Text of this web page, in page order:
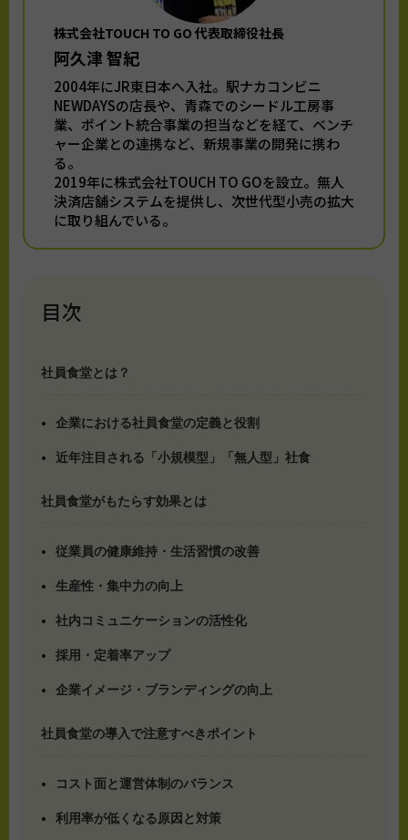
株式会社TOUCH TO GO 代表取締役社長
阿久津 智紀
2004年にJR東日本へ入社。駅ナカコンビニ
NEWDAYSの店長や、青森でのシードル工房事
業、ポイント統合事業の担当などを経て、ベンチ
ャー企業との連携など、新規事業の開発に携わ
る。
2019年に株式会社TOUCH TO GOを設立。無人
決済店舗システムを提供し、次世代型小売の拡大
に取り組んでいる。
目次
社員食堂とは？
企業における社員食堂の定義と役割
近年注目される「小規模型」「無人型」社食
社員食堂がもたらす効果とは
従業員の健康維持・生活習慣の改善
生産性・集中力の向上
社内コミュニケーションの活性化
採用・定着率アップ
企業イメージ・ブランディングの向上
社員食堂の導入で注意すべきポイント
コスト面と運営体制のバランス
利用率が低くなる原因と対策